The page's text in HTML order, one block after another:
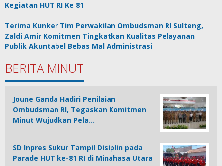
Kegiatan HUT RI Ke 81
Terima Kunker Tim Perwakilan Ombudsman RI Sulteng,
Zaldi Amir Komitmen Tingkatkan Kualitas Pelayanan
Publik Akuntabel Bebas Mal Administrasi
BERITA MINUT
Joune Ganda Hadiri Penilaian
Ombudsman RI, Tegaskan Komitmen
Minut Wujudkan Pela…
SD Inpres Sukur Tampil Disiplin pada
Parade HUT ke-81 RI di Minahasa Utara